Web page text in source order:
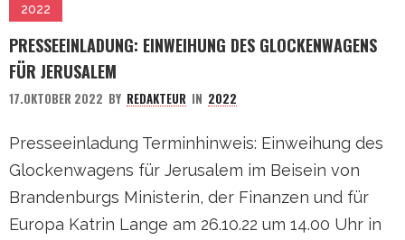
2022
PRESSEEINLADUNG: EINWEIHUNG DES GLOCKENWAGENS
FÜR JERUSALEM
17.OKTOBER 2022 BY REDAKTEUR IN 2022
Presseeinladung Terminhinweis: Einweihung des
Glockenwagens für Jerusalem im Beisein von
Brandenburgs Ministerin, der Finanzen und für
Europa Katrin Lange am 26.10.22 um 14.00 Uhr in